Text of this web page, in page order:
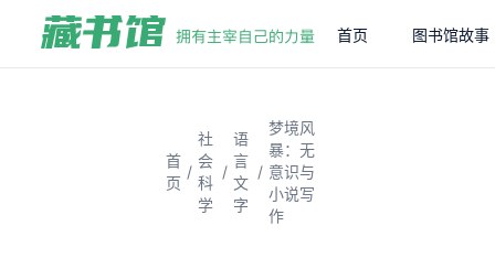
首页 图书馆故事
首
页
/
社
会
科
学
/
语
言
文
字
/
梦境风
暴：无
意识与
小说写
作